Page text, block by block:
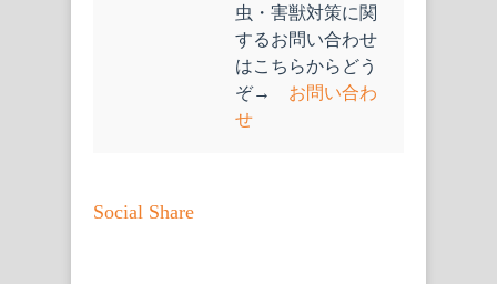
虫・害獣対策に関
するお問い合わせ
はこちらからどう
ぞ→ お問い合わ
せ
Social Share